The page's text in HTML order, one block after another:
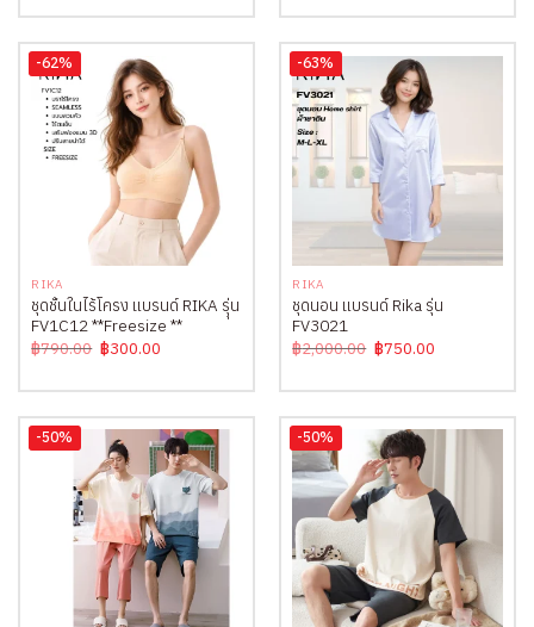
฿700.00.฿290.00. ฿700.00.฿320.00.
-62%
RIKA
ชุดชั้นในไร้โครง แบรนด์ RIKA รุุ่น
FV1C12 **Freesize **
฿790.00 Original
price
฿790.00.
฿300.00
฿300.00.
-63%
RIKA
ชุดนอน แบรนด์ Rika รุ่น
FV3021
฿2,000.00 Original
price
฿2,000.00.
฿750.00
฿750.00.
-50% -50%